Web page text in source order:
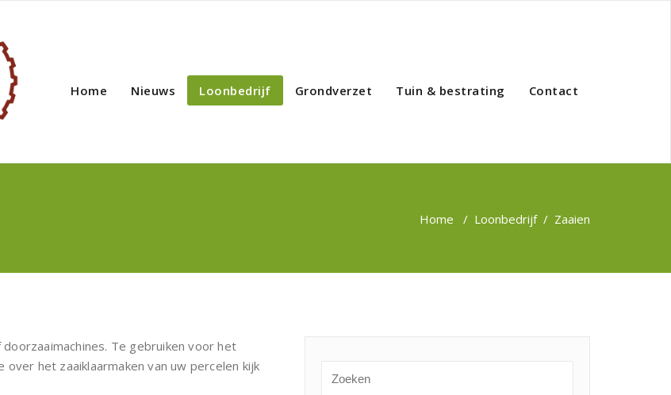
Home Nieuws Loonbedrijf Grondverzet Tuin & bestrating Contact
Home / Loonbedrijf/ Zaaien
Te gebruiken voor het
het zaaiklaarmaken van uw percelen kijk